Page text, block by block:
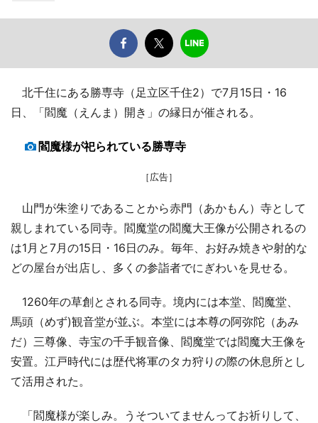
北千住にある勝専寺（足立区千住2）で7月15日・16
日、「閻魔（えんま）開き」の縁日が催される。
閻魔様が祀られている勝専寺
［広告］
山門が朱塗りであることから赤門（あかもん）寺として
親しまれている同寺。閻魔堂の閻魔大王像が公開されるの
は1月と7月の15日・16日のみ。毎年、お好み焼きや射的な
どの屋台が出店し、多くの参詣者でにぎわいを見せる。
1260年の草創とされる同寺。境内には本堂、閻魔堂、
馬頭（めず)観音堂が並ぶ。本堂には本尊の阿弥陀（あみ
だ）三尊像、寺宝の千手観音像、閻魔堂では閻魔大王像を
安置。江戸時代には歴代将軍のタカ狩りの際の休息所とし
て活用された。
「閻魔様が楽しみ。うそついてませんってお祈りして、